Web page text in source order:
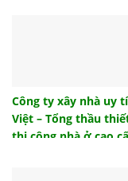
phong thủy
Mẫu thiết kế
Công ty xây nhà uy
Việt – Tổng thầu
thi công nhà ở cao